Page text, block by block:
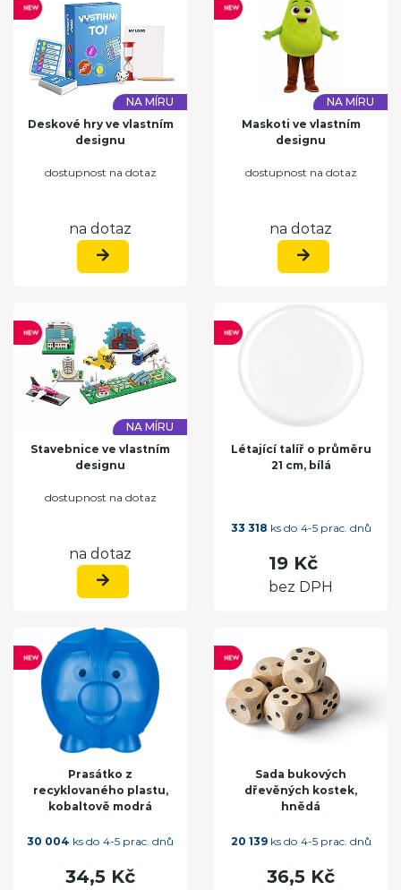
NA MÍRU
Deskové hry ve vlastním
designu
dostupnost na dotaz
na dotaz
NA MÍRU
Maskoti ve vlastním
designu
dostupnost na dotaz
na dotaz
NA MÍRU
Stavebnice ve vlastním
designu
dostupnost na dotaz
na dotaz
Létající talíř o průměru
21 cm, bílá
33 318 ks do 4-5 prac. dnů
19 Kč
bez DPH
Prasátko z
recyklovaného plastu,
kobaltově modrá
30 004 ks do 4-5 prac. dnů
34,5 Kč
Sada bukových
dřevěných kostek,
hnědá
20 139ks do 4-5 prac. dnů
36,5 Kč